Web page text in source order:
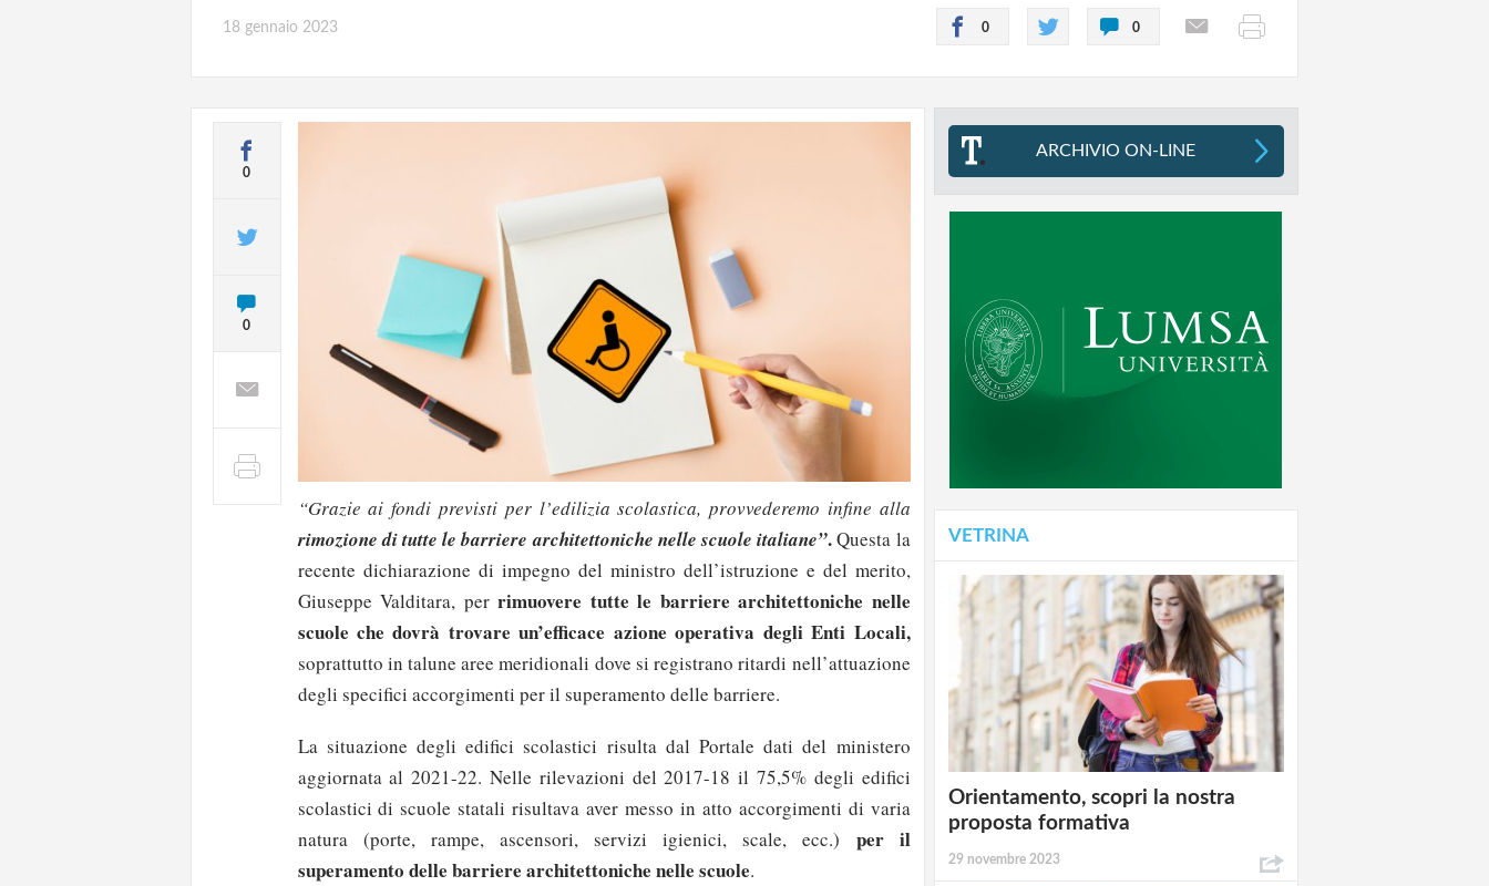
18 gennaio 2023 0 0
0
0
“Grazie ai fondi previsti per l’edilizia scolastica, provvederemo infine alla
rimozione di tutte le barriere architettoniche nelle scuole italiane”.Questa la
recente dichiarazione di impegno del ministro dell’istruzione e del merito,
Giuseppe Valditara, perrimuovere tutte le barriere architettoniche nelle
scuole che dovrà trovare un’efficace azione operativa degli Enti Locali,
soprattutto in talune aree meridionali dove si registrano ritardi nell’attuazione
degli specifici accorgimenti per il superamento delle barriere.
La situazione degli edifici scolastici risulta dal Portale dati del ministero
aggiornata al 2021-22. Nelle rilevazioni del 2017-18 il 75,5% degli edifici
scolastici di scuole statali risultava aver messo in atto accorgimenti di varia
natura (porte, rampe, ascensori, servizi igienici, scale, ecc.) per il
superamento delle barriere architettoniche nelle scuole.
ARCHIVIO ON-LINE
VETRINA
Orientamento, scopri la nostra
proposta formativa
29 novembre 2023